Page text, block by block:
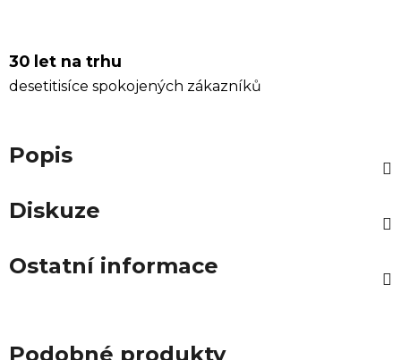
30 let na trhu
desetitisíce spokojených zákazníků
Popis
Diskuze
Ostatní informace
Podobné produkty